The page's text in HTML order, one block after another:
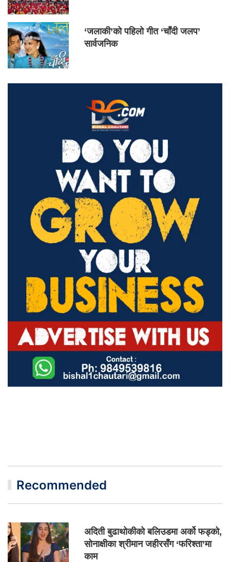
‘जलाकी’को पहिलो गीत ‘चाँदी जलप’
सार्वजनिक
Recommended
अदिती बुढाथोकीको बलिउडमा अर्को फड्को,
सोनाक्षीका श्रीमान जहीरसँग ‘फरिश्ता’मा
काम